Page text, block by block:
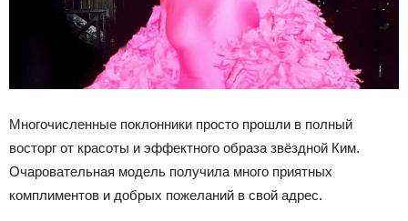
Многочисленные поклонники просто прошли в полный
восторг от красоты и эффектного образа звёздной Ким.
Очаровательная модель получила много приятных
комплиментов и добрых пожеланий в свой адрес.